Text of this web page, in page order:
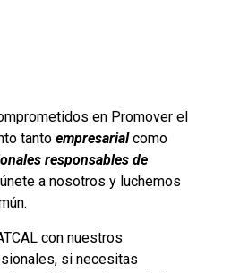
en Promover el
tanto empresarial como
responsables de
a nosotros y luchemos
con nuestros
si necesitas